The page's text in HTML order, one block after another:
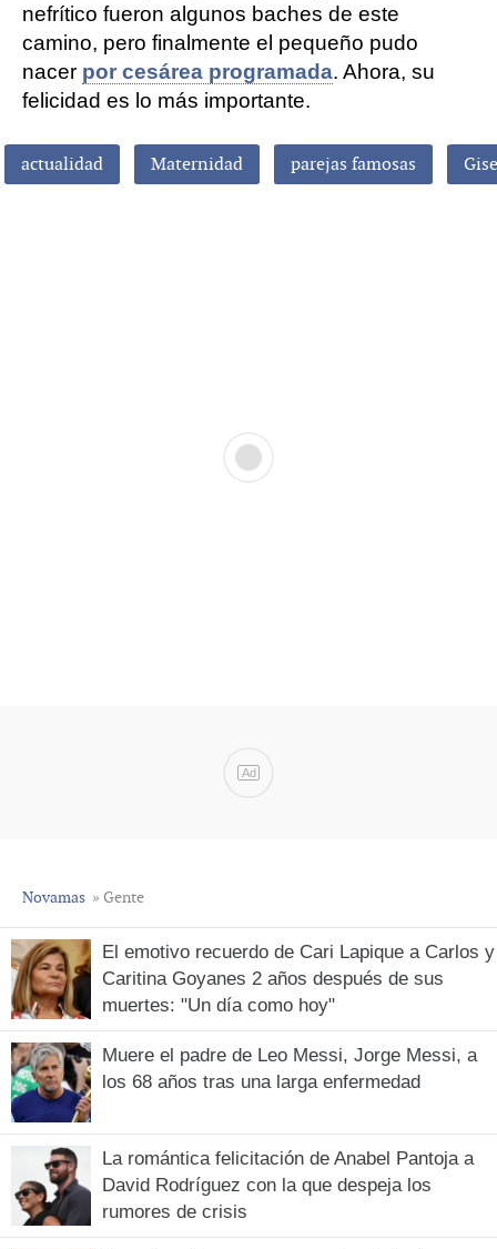
nefrítico fueron algunos baches de este
camino, pero finalmente el pequeño pudo
nacer por cesárea programada. Ahora, su
felicidad es lo más importante.
actualidad Maternidad parejas famosas
Ad
Novamas » Gente
El emotivo recuerdo de Cari Lapique a Carlos y
Caritina Goyanes 2 años después de sus
muertes: "Un día como hoy"
Muere el padre de Leo Messi, Jorge Messi, a
los 68 años tras una larga enfermedad
La romántica felicitación de Anabel Pantoja a
David Rodríguez con la que despeja los
rumores de crisis